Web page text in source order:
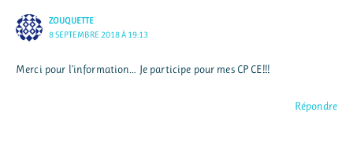
ZOUQUETTE
8 SEPTEMBRE 2018 À 19:13
Merci pour l’information… Je participe pour mes CP CE!!!
Répondre